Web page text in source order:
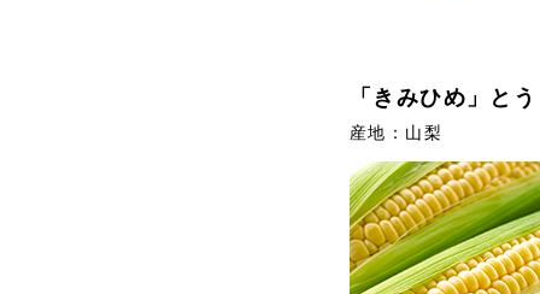
「きみひめ」と
産地：山梨